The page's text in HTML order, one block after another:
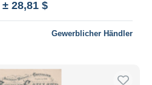
± 28,81 $
Gewerblicher Händler